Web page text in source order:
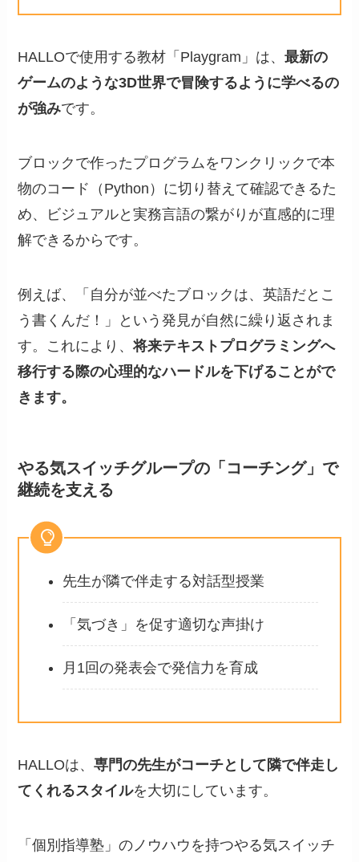
HALLOで使用する教材「Playgram」は、最新の
ゲームのような3D世界で冒険するように学べるの
が強みです。
ブロックで作ったプログラムをワンクリックで本
物のコード（Python）に切り替えて確認できるた
め、ビジュアルと実務言語の繋がりが直感的に理
解できるからです。
例えば、「自分が並べたブロックは、英語だとこ
う書くんだ！」という発見が自然に繰り返されま
す。これにより、将来テキストプログラミングへ
移行する際の心理的なハードルを下げることがで
きます。
やる気スイッチグループの「コーチング」で
継続を支える
先生が隣で伴走する対話型授業
「気づき」を促す適切な声掛け
月1回の発表会で発信力を育成
HALLOは、専門の先生がコーチとして隣で伴走し
てくれるスタイルを大切にしています。
「個別指導塾」のノウハウを持つやる気スイッチ